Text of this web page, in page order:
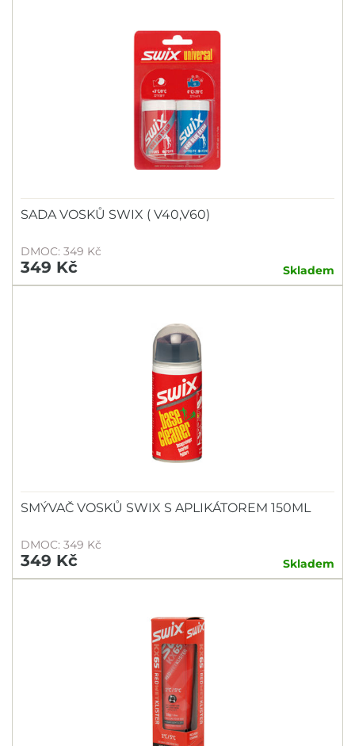
SADA VOSKŮ SWIX ( V40,V60)
DMOC: 349 Kč
349 Kč Skladem
SMÝVAČ VOSKŮ SWIX S APLIKÁTOREM 150ML
DMOC: 349 Kč
349 Kč Skladem